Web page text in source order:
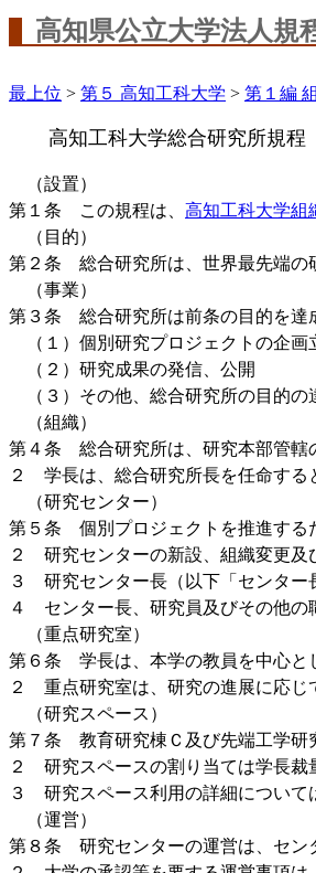
高知県公立大学法人規
最上位 > 第５ 高知工科大学 > 第１編
高知工科大学総合研究所規程
（設置）
第１条 この規程は、 高知工科大学組
（目的）
第２条 総合研究所は、世界最先端の
（事業）
第３条 総合研究所は前条の目的を達
（１）個別研究プロジェクトの企画
（２）研究成果の発信、公開
（３）その他、総合研究所の目的
（組織）
第４条 総合研究所は、研究本部管轄
２ 学長は、総合研究所長を任命する
（研究センター）
第５条 個別プロジェクトを推進する
２ 研究センターの新設、組織変更及
３ 研究センター長（以下「センター
４ センター長、研究員及びその他の
（重点研究室）
第６条 学長は、本学の教員を中心と
２ 重点研究室は、研究の進展に応じ
（研究スペース）
第７条 教育研究棟Ｃ及び先端工学研
２ 研究スペースの割り当ては学長裁
３ 研究スペース利用の詳細について
（運営）
第８条 研究センターの運営は、セン